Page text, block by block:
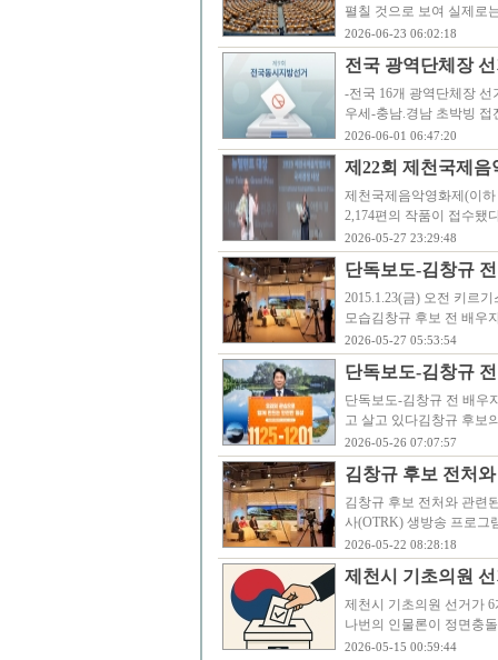
펼칠 것으로 보여 실제로
2026-06-23 06:02:18
전국 광역단체장
-전국 16개 광역단체장 선
우세-충남.경남 초박빙
2026-06-01 06:47:20
제22회 제천국제
제천국제음악영화제(이
2,174편의 작품이 접수됐
2026-05-27 23:29:48
단독보도-김창규
2015.1.23(금) 오전 키르
모습김창규 후보 전 배우
2026-05-27 05:53:54
단독보도-김창규
단독보도-김창규 전 배우
고 살고 있다김창규 후보
2026-05-26 07:07:57
김창규 후보 전처
김창규 후보 전처와 관련
사(OTRK) 생방송 프로
2026-05-22 08:28:18
제천시 기초의원
제천시 기초의원 선거가
나번의 인물론이 정면충
2026-05-15 00:59:44